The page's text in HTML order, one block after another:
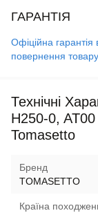
ГАРАНТІЯ
Офіційна
повернення
Технічні
H250-0,
Tomasetto
Бренд
TOMASETTO
Країна